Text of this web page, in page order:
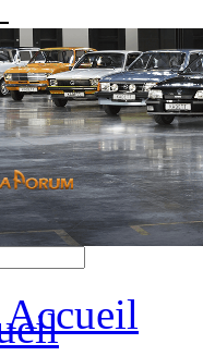
Accueil